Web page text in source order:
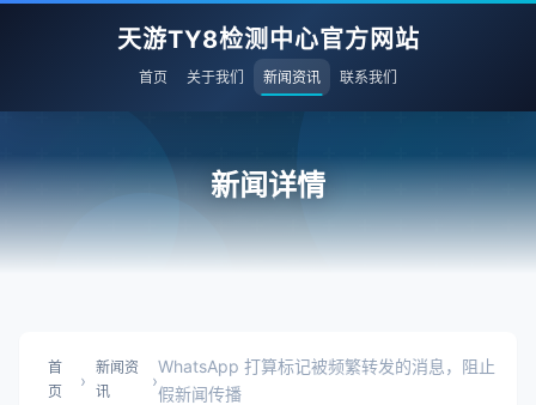
天游TY8检测中心官方网站
首页 关于我们 新闻资讯 联系我们
新闻详情
首
页
›
新闻资
讯
›
WhatsApp 打算标记被频繁转发的消息，阻止
假新闻传播